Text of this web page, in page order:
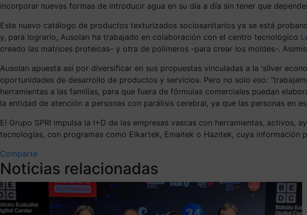
incorporar nuevas formas de introducir agua en su día a día sin tener que
Este nuevo catálogo de productos texturizados sociosanitarios ya se está
y, para lograrlo, Ausolan ha trabajado en colaboración con el centro tecnológico
creado las matrices proteicas– y otra de polímeros -para crear los moldes-.
Ausolan apuesta así por diversificar en sus propuestas vinculadas a la ‘silver
oportunidades de desarrollo de productos y servicios. Pero no solo eso:
herramientas a las familias, para que fuera de fórmulas comerciales puedan
la entidad de atención a personas con parálisis cerebral, ya que las personas en
El Grupo SPRI impulsa la I+D de las empresas vascas con herramientas,
tecnologías, con programas como Elkartek, Emaitek o Hazitek, cuya información
Comparte
Noticias relacionadas